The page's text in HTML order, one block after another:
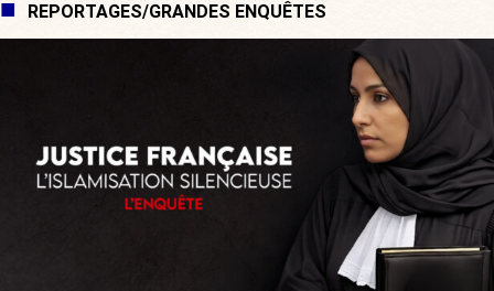
REPORTAGES/GRANDES ENQUÊTES